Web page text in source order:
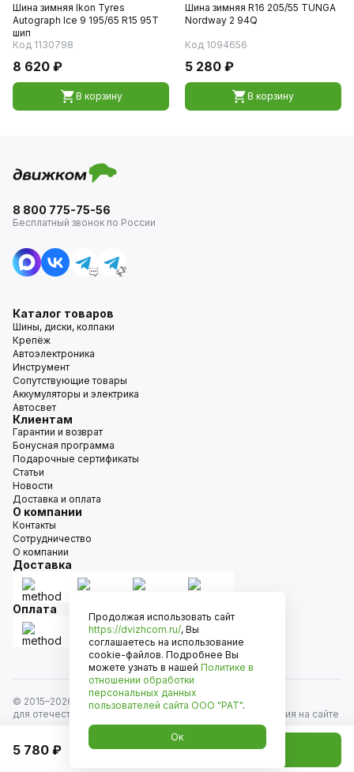
Шина зимняя Ikon Tyres
Autograph Ice 9 195/65 R15 95T
шип
Код 1130798
8 620 ₽
В корзину
Шина зимняя R16 205/55 TUNGA
Nordway 2 94Q
Код 1094656
5 280 ₽
В корзину
5 780 ₽ Добавить в корзину
8 800 775-75-56
Бесплатный звонок по России
Каталог товаров
Шины, диски, колпаки
Крепёж
Автоэлектроника
Инструмент
Сопутствующие товары
Аккумуляторы и электрика
Автосвет
Клиентам
Гарантии и возврат
Бонусная программа
Подарочные сертификаты
Статьи
Новости
Доставка и оплата
О компании
Контакты
Сотрудничество
О компании
Доставка
Оплата
© 2015–2026
Движком — сеть магазинов автозапчастей
для отечественных автомобилей и иномарок. Информация на сайте
носит исключительно информационный характер и не является
публичной офертой, определяемой положениями
ст. 437 Гражданского кодекса РФ. Все права защищены.
Продолжая использовать сайт
https://dvizhcom.ru/, Вы
соглашаетесь на использование
cookie-файлов. Подробнее Вы
можете узнать в нашей Политике в
отношении обработки
персональных данных
пользователей сайта ООО "РАТ".
Ок